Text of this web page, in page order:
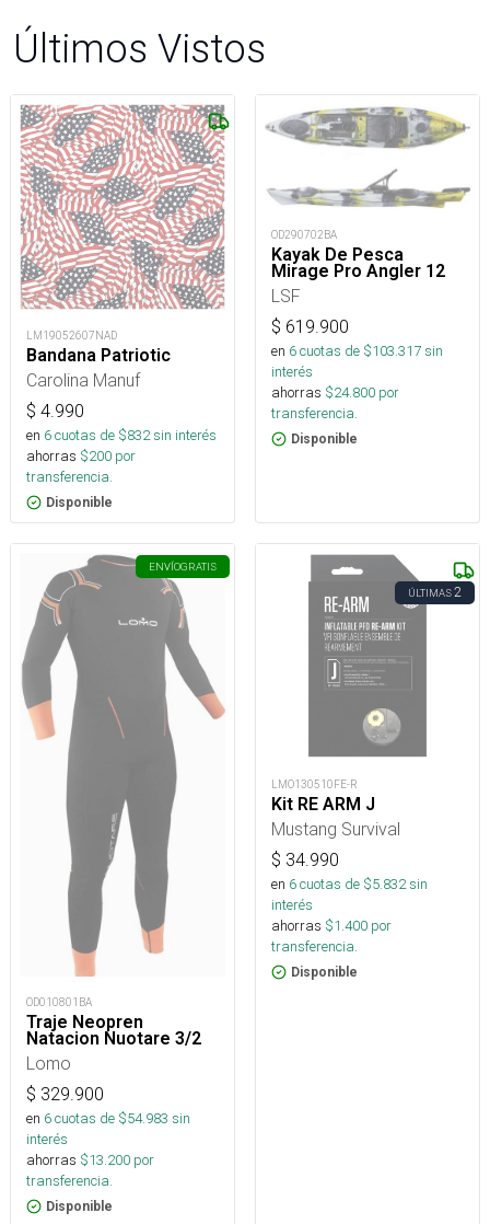
Últimos Vistos
LM19052607NAD
Bandana Patriotic
Carolina Manuf
$ 4.990
en 6cuotas de $832sin interés
ahorras $200 por
transferencia.
Disponible
OD290702BA
Kayak De Pesca
Mirage Pro Angler 12
LSF
$ 619.900
en 6cuotas de $103.317sin
interés
ahorras $24.800 por
transferencia.
Disponible
ENVÍOGRATIS
OD010801BA
Traje Neopren
Natacion Nuotare 3/2
Lomo
$ 329.900
en 6cuotas de $54.983 sin
interés
ahorras $13.200 por
transferencia.
Disponible
ÚLTIMAS2
LMO130510FE-R
Kit RE ARM J
Mustang Survival
$ 34.990
en 6cuotas de $5.832sin
interés
ahorras $1.400 por
transferencia.
Disponible